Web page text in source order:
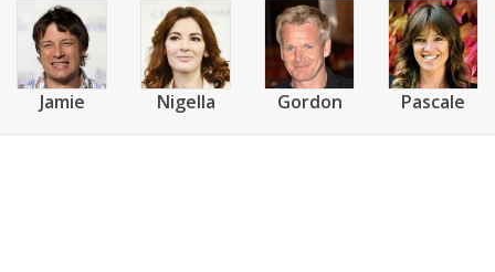
Jamie Nigella Gordon Pascale